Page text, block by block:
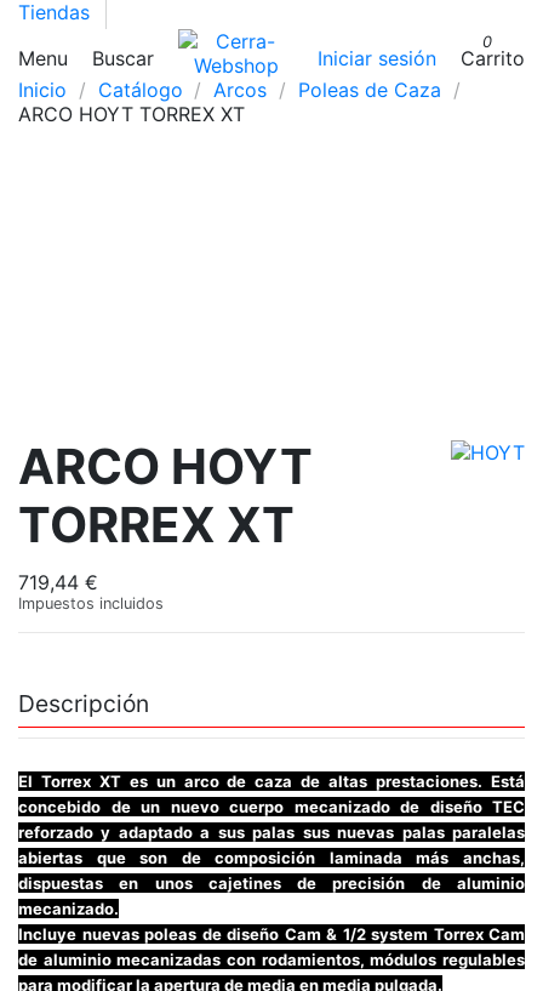
Tiendas
Menu
Buscar Iniciar sesión
0
Carrito
Inicio
Catálogo Arcos
Poleas de Caza
ARCO HOYT TORREX XT
ARCO HOYT
TORREX XT
719,44 €
Impuestos incluidos
Descripción
El Torrex XT es un arco de caza de altas prestaciones. Está
concebido de un nuevo cuerpo mecanizado de diseño TEC
reforzado y adaptado a sus palas sus nuevas palas paralelas
abiertas que son de composición laminada más anchas,
dispuestas en unos cajetines de precisión de aluminio
mecanizado.
Incluye nuevas poleas de diseño Cam & 1/2 system Torrex Cam
de aluminio mecanizadas con rodamientos, módulos regulables
para modificar la apertura de media en media pulgada.